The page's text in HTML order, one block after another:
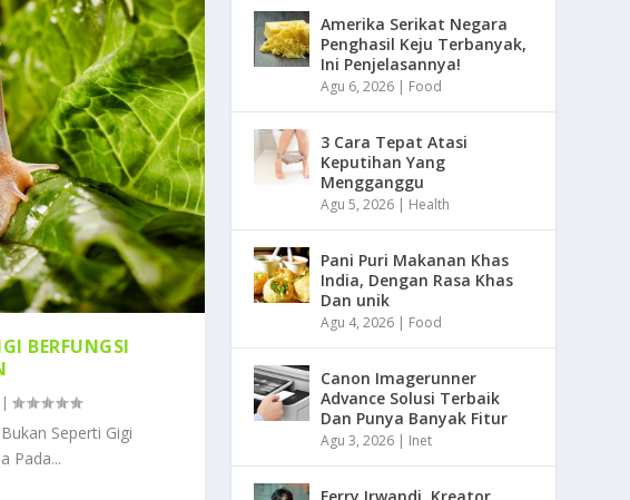
BERFUNGSI
Seperti Gigi
Pada...
Amerika Serikat Negara
Penghasil Keju Terbanyak,
Ini Penjelasannya!
Agu 6, 2026 | Food
3 Cara Tepat Atasi
Keputihan Yang
Mengganggu
Agu 5, 2026 | Health
Pani Puri Makanan Khas
India, Dengan Rasa Khas
Dan unik
Agu 4, 2026 | Food
Canon Imagerunner
Advance Solusi Terbaik
Dan Punya Banyak Fitur
Agu 3, 2026 | Inet